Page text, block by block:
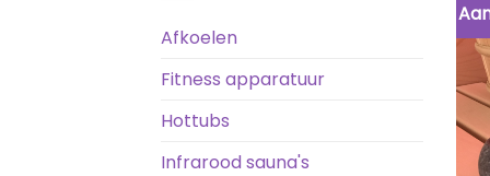
Afkoelen
Fitness apparatuur
Hottubs
Infrarood sauna's